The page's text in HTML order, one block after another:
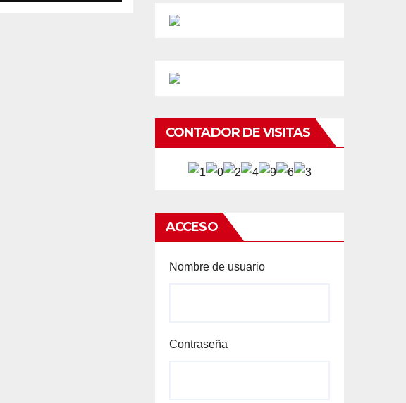
CONTADOR DE VISITAS
ACCESO
Nombre de usuario
Contraseña